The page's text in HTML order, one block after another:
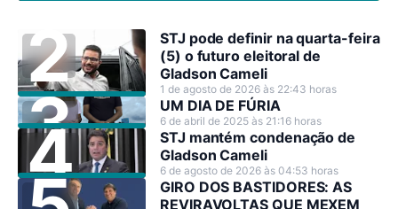
STJ pode definir na quarta-feira
(5) o futuro eleitoral de
Gladson Cameli
1 de agosto de 2026 às 22:43 horas
UM DIA DE FÚRIA
6 de abril de 2025 às 21:16 horas
STJ mantém condenação de
Gladson Cameli
6 de agosto de 2026 às 04:53 horas
GIRO DOS BASTIDORES: AS
REVIRAVOLTAS QUE MEXEM